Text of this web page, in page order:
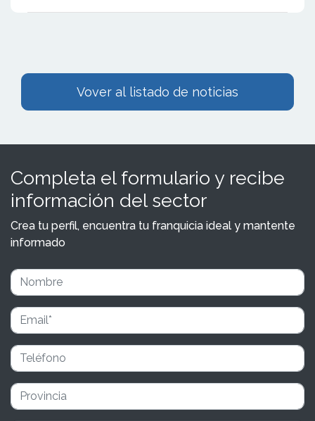
Vover al listado de noticias
Completa el formulario y recibe
información del sector
Crea tu perfil, encuentra tu franquicia ideal y mantente
informado